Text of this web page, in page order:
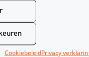
CookiebeleidPrivacy
of gebouw
te plegen.
als een